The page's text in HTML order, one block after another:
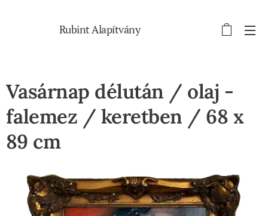
Rubint Alapítvány
Vasárnap délután / olaj -
falemez / keretben / 68 x
89 cm